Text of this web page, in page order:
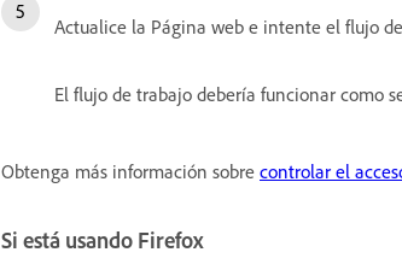
Actualice la Página web e intente el flujo
El flujo de trabajo debería funcionar como
Obtenga más información sobre controlar el
Si está usando Firefox